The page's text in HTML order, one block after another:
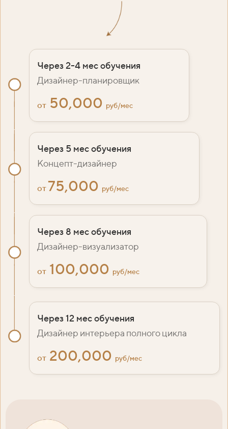
Через 2-4 мес обучения
Дизайнер-планировщик
от 50,000 руб/мес
Через 5 мес обучения
Концепт-дизайнер
от75,000 руб/мес
Через 8 мес обучения
Дизайнер-визуализатор
от 100,000 руб/мес
Через 12 мес обучения
Дизайнер интерьера полного цикла
от 200,000 руб/мес